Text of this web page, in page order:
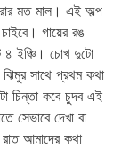
মত মাল। এই অল্প
গায়ের রঙ
৪ ইঞ্চি। চোখ দুটো
সাথে প্রথম কথা
চিন্তা কবে চুদব এই
সেভাবে দেখা বা
আমাদের কথা